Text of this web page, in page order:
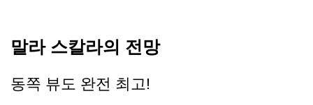
말라 스칼라의 전망
동쪽 뷰도 완전 최고!